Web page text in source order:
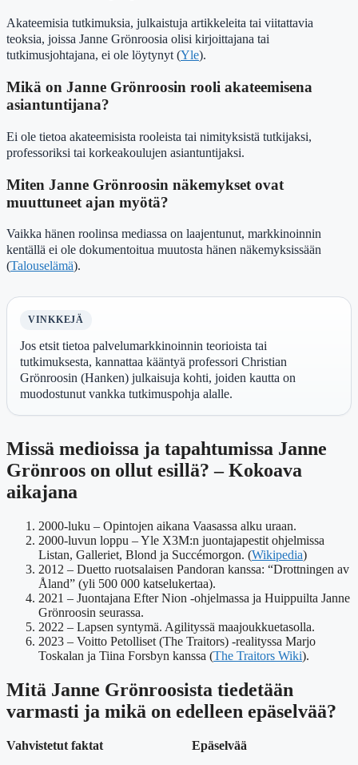
Akateemisia tutkimuksia, julkaistuja artikkeleita tai viitattavia
teoksia, joissa Janne Grönroosia olisi kirjoittajana tai
tutkimusjohtajana, ei ole löytynyt (Yle).
Mikä on Janne Grönroosin rooli akateemisena
asiantuntijana?
Ei ole tietoa akateemisista rooleista tai nimityksistä tutkijaksi,
professoriksi tai korkeakoulujen asiantuntijaksi.
Miten Janne Grönroosin näkemykset ovat
muuttuneet ajan myötä?
Vaikka hänen roolinsa mediassa on laajentunut, markkinoinnin
kentällä ei ole dokumentoitua muutosta hänen näkemyksissään
(Talouselämä).
VINKKEJÄ
Jos etsit tietoa palvelumarkkinoinnin teorioista tai
tutkimuksesta, kannattaa kääntyä professori Christian
Grönroosin (Hanken) julkaisuja kohti, joiden kautta on
muodostunut vankka tutkimuspohja alalle.
Missä medioissa ja tapahtumissa Janne
Grönroos on ollut esillä? – Kokoava
aikajana
2000-luku – Opintojen aikana Vaasassa alku uraan.
2000-luvun loppu – Yle X3M:n juontajapestit ohjelmissa
Listan, Galleriet, Blond ja Succémorgon. (Wikipedia)
2012 – Duetto ruotsalaisen Pandoran kanssa: “Drottningen av
Åland” (yli 500 000 katselukertaa).
2021 – Juontajana Efter Nion -ohjelmassa ja Huippuilta Janne
Grönroosin seurassa.
2022 – Lapsen syntymä. Agilityssä maajoukkuetasolla.
2023 – Voitto Petolliset (The Traitors) -realityssa Marjo
Toskalan ja Tiina Forsbyn kanssa (The Traitors Wiki).
Mitä Janne Grönroosista tiedetään
varmasti ja mikä on edelleen epäselvää?
Vahvistetut faktat
Epäselvää